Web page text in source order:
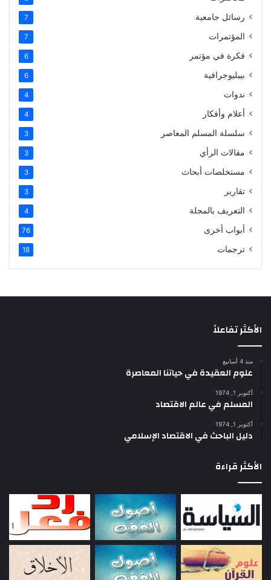
رسائل جامعية 7
المؤتمرات 7
فكرة في مؤتمر 6
بيبليوجرافية 6
ندوات 4
أعلام وأفكار 4
سلسلة المسلم المعاصر 3
مقالات الرأي 3
مستخلصات أبحاث 3
تقارير 3
التعريف بالمجلة 4
أبواب أخرى 76
ترجمات 18
الأكثر تفاعلاً
منذ 4 أسابيع
علوم العقيدة في حياتنا المعاصرة
أكتوبر 1, 1974
المسلم في عالم الاقتصاد
أكتوبر 1, 1974
دليل الباحث في الاقتصاد الإسلامي
الأكثر قراءة